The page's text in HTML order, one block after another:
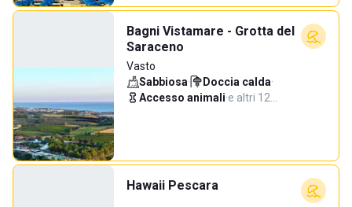
Bagni Vistamare - Grotta del
Saraceno
Vasto
Sabbiosa· Doccia calda·
Accesso animali·e altri 12…
Hawaii Pescara